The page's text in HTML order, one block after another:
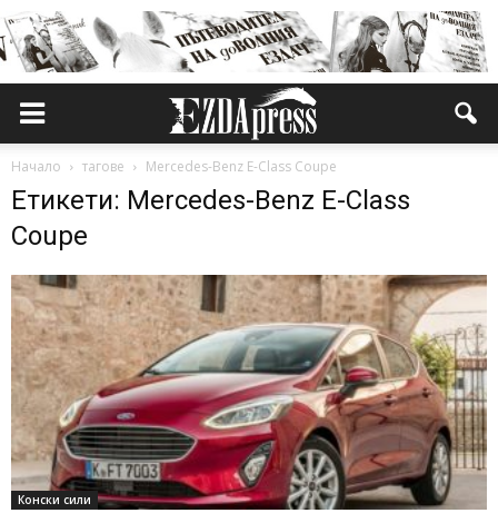
Начало тагове Mercedes-Benz E-Class Coupe
Етикети: Mercedes-Benz E-Class
Coupe
Конски сили